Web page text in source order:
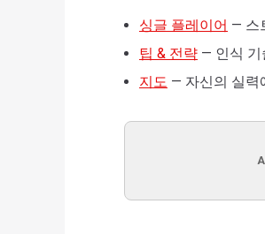
싱글 플레이어 — 스
팁 & 전략 — 인식 기
지도 — 자신의 실력